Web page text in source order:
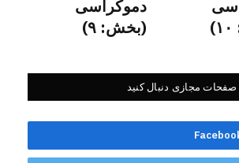
دموکراسی
(بخش: ۹)
صفحات مجازی دنبال کنید